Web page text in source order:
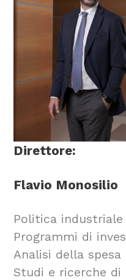
Direttore:
Flavio Monosilio
Politica
Programmi di
Analisi della spesa
Studi e ricerche di